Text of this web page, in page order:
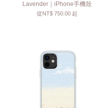
Lavender｜iPhone手機殼
從NT$ 750.00 起